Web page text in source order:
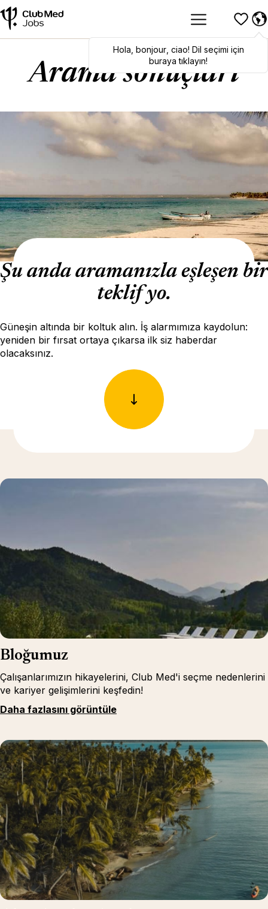
Hola,bonjour,ciao! To switch
languages, click here!
Hola bonjour, ciao! Dil seçimi için
buraya tıklayın!
Arama sonuçları
Şu anda aramanızla eşleşen bir
teklif yo.
Güneşin altında bir koltuk alın. İş alarmımıza kaydolun:
yeniden bir fırsat ortaya çıkarsa ilk siz haberdar
olacaksınız.
Bloğumuz
Çalışanlarımızın hikayelerini, Club Med'i seçme nedenlerini
ve kariyer gelişimlerini keşfedin!
Daha fazlasını görüntüle